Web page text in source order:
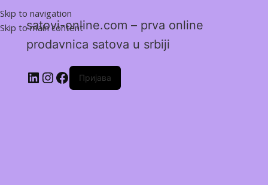
Skip to navigation
Skip to main content
satovi-online.com – prva online
prodavnica satova u srbiji
Пријава